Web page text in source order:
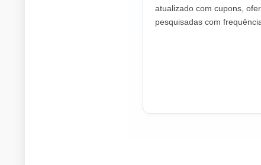
atualizado com cupons,
pesquisadas com